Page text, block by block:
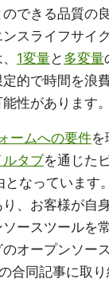
できる品質の
スライフサイ
1変量と 多変量
的で時間を浪
性があります。
ームへの要件
ルタブを通じた
となっています
、お客様が自
ースツールを
オープンソー
同記事に取